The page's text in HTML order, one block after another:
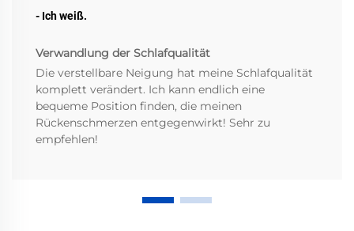
- Ich weiß.
Verwandlung der Schlafqualität
Die verstellbare Neigung hat meine Schlafqualität
komplett verändert. Ich kann endlich eine
bequeme Position finden, die meinen
Rückenschmerzen entgegenwirkt! Sehr zu
empfehlen!